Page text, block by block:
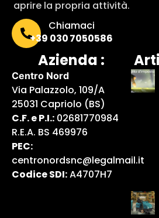
aprire la propria attività.
Chiamaci
+39 030 7050586
Azienda :
Centro Nord
Via Palazzolo, 109/A
25031 Capriolo (BS)
C.F. e P.I.: 02681770984
R.E.A. BS 469976
PEC:
centronordsnc@legalmail.it
Codice SDI:A4707H7